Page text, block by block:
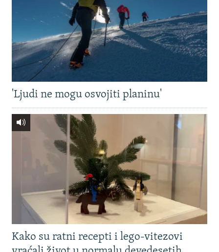
'Ljudi ne mogu osvojiti planinu'
Kako su ratni recepti i lego-vitezovi